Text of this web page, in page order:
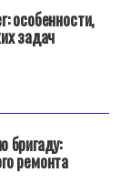
особенности,
задач
бригаду:
ремонта